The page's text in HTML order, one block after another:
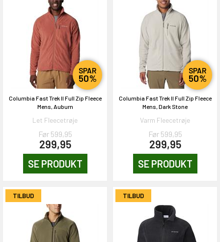
SPAR
50%
Columbia Fast Trek II Full Zip Fleece
Mens, Auburn
Let Fleecetrøje
Før 599,95
299,95
SE PRODUKT
SPAR
50%
Columbia Fast Trek II Full Zip Fleece
Mens, Dark Stone
Varm Fleecetrøje
Før 599,95
299,95
SE PRODUKT
TILBUD TILBUD